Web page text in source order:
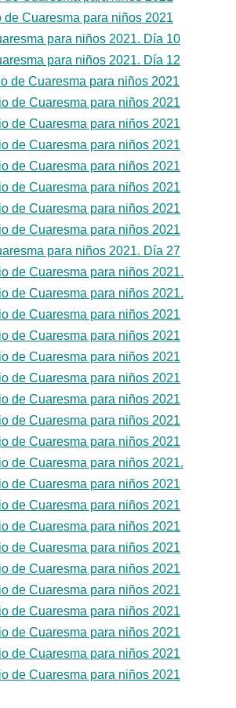
de Cuaresma para niños 2021
para niños 2021. Día 10
para niños 2021. Día 12
de Cuaresma para niños 2021
de Cuaresma para niños 2021
de Cuaresma para niños 2021
de Cuaresma para niños 2021
de Cuaresma para niños 2021
de Cuaresma para niños 2021
de Cuaresma para niños 2021
de Cuaresma para niños 2021
para niños 2021. Día 27
de Cuaresma para niños 2021.
de Cuaresma para niños 2021.
de Cuaresma para niños 2021
de Cuaresma para niños 2021
de Cuaresma para niños 2021
de Cuaresma para niños 2021
de Cuaresma para niños 2021
de Cuaresma para niños 2021
de Cuaresma para niños 2021
de Cuaresma para niños 2021.
de Cuaresma para niños 2021
de Cuaresma para niños 2021
de Cuaresma para niños 2021
de Cuaresma para niños 2021
de Cuaresma para niños 2021
de Cuaresma para niños 2021
de Cuaresma para niños 2021
de Cuaresma para niños 2021
de Cuaresma para niños 2021
de Cuaresma para niños 2021